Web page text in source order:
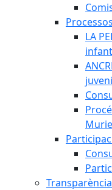
LA
Transparència